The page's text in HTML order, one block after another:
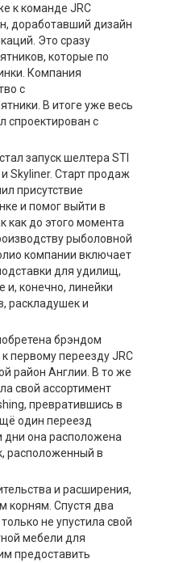
к команде JRC
доработавший дизайн
Это сразу
которые по
Компания
с
В итоге уже весь
спроектирован с
запуск шелтера STI
Skyliner. Старт продаж
присутствие
и помог выйти в
как до этого момента
рыболовной
компании включает
для удилищ,
и, конечно, линейки
раскладушек и
брэндом
первому переезду JRC
район Англии. В то же
свой ассортимент
превратившись в
один переезд
дни она расположена
расположенный в
и расширения,
корням. Спустя два
не упустила свой
мебели для
предоставить